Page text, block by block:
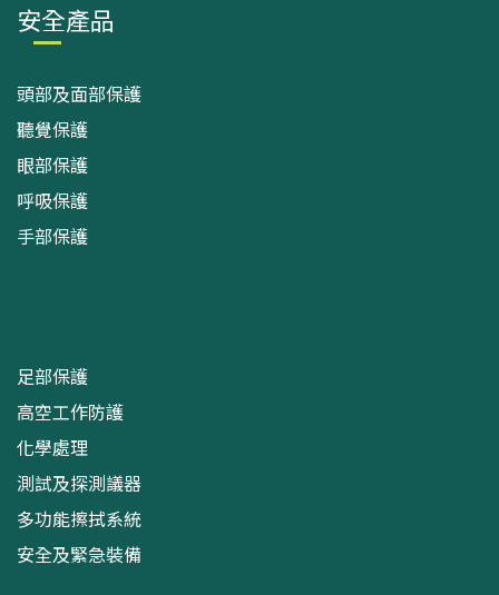
安全產品
頭部及面部保護
聽覺保護
眼部保護
呼吸保護
手部保護
足部保護
高空工作防護
化學處理
測試及探測議器
多功能擦拭系統
安全及緊急裝備